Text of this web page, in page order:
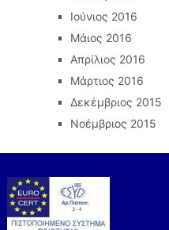
Ιούνιος 2016
Μάιος 2016
Απρίλιος 2016
Μάρτιος 2016
Δεκέμβριος 2015
Νοέμβριος 2015